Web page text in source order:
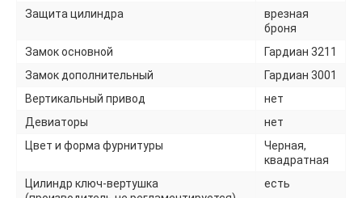
Защита цилиндра
врезная
броня
Замок основной
Гардиан 3211
Замок дополнительный
Гардиан 3001
Вертикальный привод
нет
Девиаторы
нет
Цвет и форма фурнитуры
Черная,
квадратная
Цилиндр ключ-вертушка
есть